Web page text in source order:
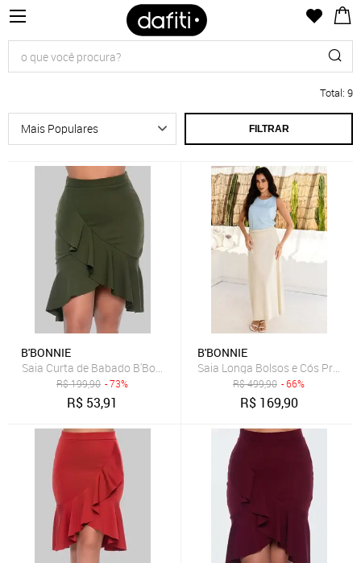
Total: 9
FILTRAR
B'BONNIE
Saia Curta de Babado B'Bonnie Leonora Verde Militar
R$199,90 - 73%
R$ 53,91
B'BONNIE
Saia Longa Bolsos e Cós
R$499,90 - 66%
R$ 169,90